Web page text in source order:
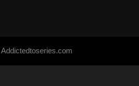
Addictedtoseries.com